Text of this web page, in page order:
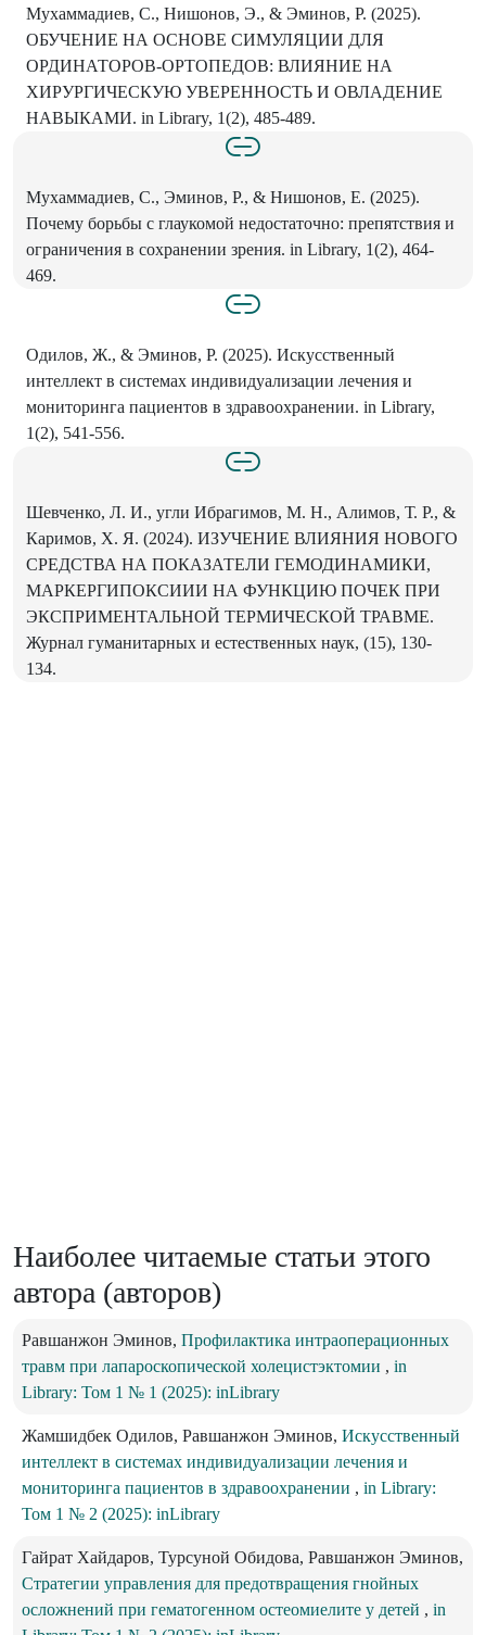
Мухаммадиев, С., Нишонов, Э., & Эминов, Р. (2025).
ОБУЧЕНИЕ НА ОСНОВЕ СИМУЛЯЦИИ ДЛЯ
ОРДИНАТОРОВ-ОРТОПЕДОВ: ВЛИЯНИЕ НА
ХИРУРГИЧЕСКУЮ УВЕРЕННОСТЬ И ОВЛАДЕНИЕ
НАВЫКАМИ. in Library, 1(2), 485-489.
Мухаммадиев, С., Эминов, Р., & Нишонов, Е. (2025).
Почему борьбы с глаукомой недостаточно: препятствия и
ограничения в сохранении зрения. in Library, 1(2), 464-
469.
Одилов, Ж., & Эминов, Р. (2025). Искусственный
интеллект в системах индивидуализации лечения и
мониторинга пациентов в здравоохранении. in Library,
1(2), 541-556.
Шевченко, Л. И., угли Ибрагимов, М. Н., Алимов, Т. Р., &
Каримов, Х. Я. (2024). ИЗУЧЕНИЕ ВЛИЯНИЯ НОВОГО
СРЕДСТВА НА ПОКАЗАТЕЛИ ГЕМОДИНАМИКИ,
МАРКЕРГИПОКСИИИ НА ФУНКЦИЮ ПОЧЕК ПРИ
ЭКСПРИМЕНТАЛЬНОЙ ТЕРМИЧЕСКОЙ ТРАВМЕ.
Журнал гуманитарных и естественных наук, (15), 130-
134.
Наиболее читаемые статьи этого
автора (авторов)
Равшанжон Эминов, Профилактика интраоперационных
травм при лапароскопической холецистэктомии , in
Library: Том 1 № 1 (2025): inLibrary
Жамшидбек Одилов, Равшанжон Эминов, Искусственный
интеллект в системах индивидуализации лечения и
мониторинга пациентов в здравоохранении , in Library:
Том 1 № 2 (2025): inLibrary
Гайрат Хайдаров, Турсуной Обидова, Равшанжон Эминов,
Стратегии управления для предотвращения гнойных
осложнений при гематогенном остеомиелите у детей , in